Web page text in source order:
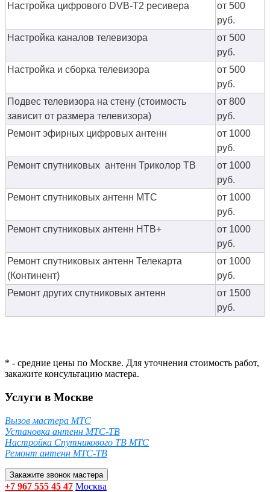
Настройка цифрового DVB-T2 ресивера
от 500
руб.
Настройка каналов телевизора
от 500
руб.
Настройка и сборка телевизора
от 500
руб.
Подвес телевизора на стену (стоимость
зависит от размера телевизора)
от 800
руб.
Ремонт эфирных цифровых антенн
от 1000
руб.
Ремонт спутниковых антенн Триколор ТВ
от 1000
руб.
Ремонт спутниковых антенн МТС
от 1000
руб.
Ремонт спутниковых антенн НТВ+
от 1000
руб.
Ремонт спутниковых антенн Телекарта
(Континент)
от 1000
руб.
Ремонт других спутниковых антенн
от 1500
руб.
* - средние цены по Москве. Для уточнения стоимость работ,
закажите консультацию мастера.
Услуги в Москве
Вызов мастера МТС
Установка антенн МТС-ТВ
Настройка Спутникового ТВ МТС
Ремонт антенн МТС-ТВ
Закажите звонок мастера
+7 967 555 45 47 Москва